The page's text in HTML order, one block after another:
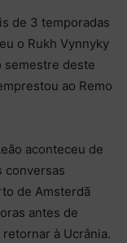
de 3 temporadas
o Rukh Vynnyky
semestre deste
ao Remo
aconteceu de
conversas
de Amsterdã
antes de
à Ucrânia.